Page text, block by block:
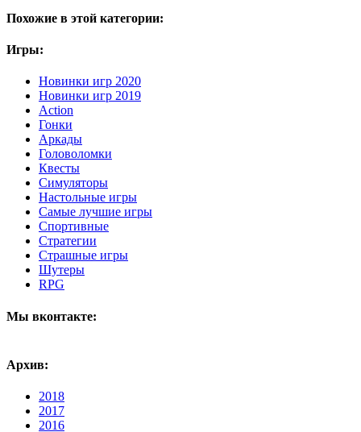
Похожие в этой категории:
Игры:
Новинки игр 2020
Новинки игр 2019
Action
Гонки
Аркады
Головоломки
Квесты
Симуляторы
Настольные игры
Самые лучшие игры
Спортивные
Стратегии
Страшные игры
Шутеры
RPG
Мы вконтакте:
Архив:
2018
2017
2016